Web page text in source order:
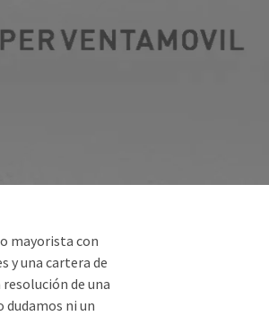
mayorista con
y una cartera de
de una
dudamos ni un